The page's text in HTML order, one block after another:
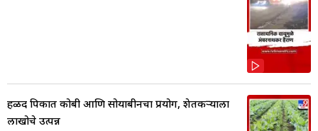
हळद पिकात कोबी आणि सोयाबीनचा प्रयोग, शेतकर्‍याला
लाखोचे उत्पन्न